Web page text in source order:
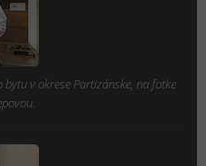
v okrese Partizánske, na fotke